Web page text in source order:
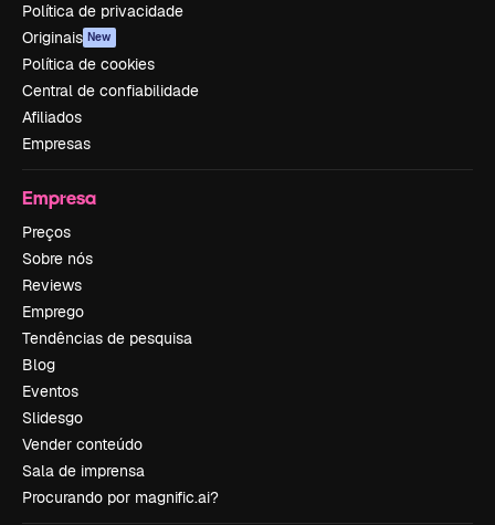
Política de privacidade
Originais New
Política de cookies
Central de confiabilidade
Afiliados
Empresas
Empresa
Preços
Sobre nós
Reviews
Emprego
Tendências de pesquisa
Blog
Eventos
Slidesgo
Vender conteúdo
Sala de imprensa
Procurando por magnific.ai?